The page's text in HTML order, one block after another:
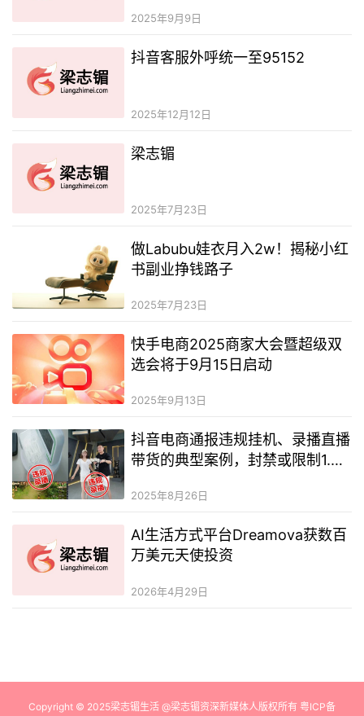
2025年9月9日
抖音客服外呼统一至95152
2025年12月12日
梁志镅
2025年7月23日
做Labubu娃衣月入2w！揭秘小红
书副业挣钱路子
2025年7月23日
快手电商2025商家大会暨超级双
选会将于9月15日启动
2025年9月13日
抖音电商通报违规挂机、录播直播
带货的典型案例，封禁或限制1.6
2025年8月26日
AI生活方式平台Dreamova获数百
万美元天使投资
2026年4月29日
Copyright © 2025梁志镅生活 @梁志镅资深新媒体人版权所有 粤ICP备